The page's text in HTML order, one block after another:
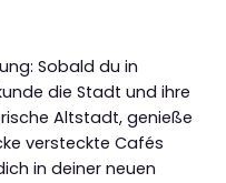
Sobald du in
die Stadt und ihre
Altstadt, genieße
versteckte Cafés
in deiner neuen